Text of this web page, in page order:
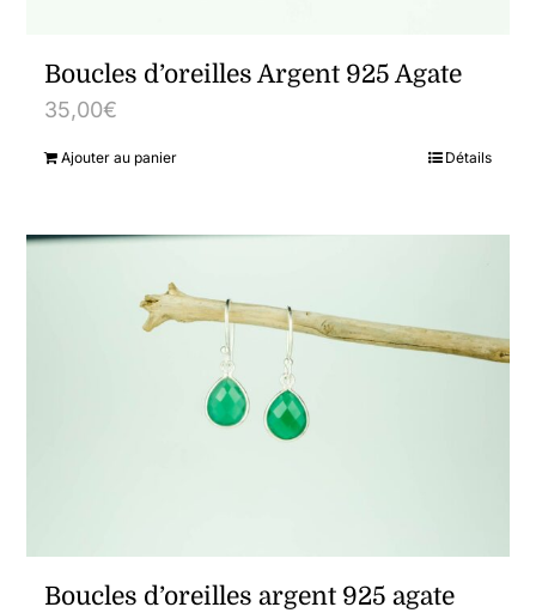
Boucles d’oreilles Argent 925 Agate
35,00€
Ajouter au panier Détails
Boucles d’oreilles argent 925 agate